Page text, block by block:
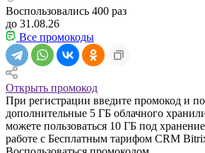
Воспользовались 400 раз
до 31.08.26
Все промокоды
Открыть промокод
При регистрации введите промокод и
дополнительные 5 ГБ облачного
можете пользоваться 10 ГБ под
работе с Бесплатным тарифом CRM